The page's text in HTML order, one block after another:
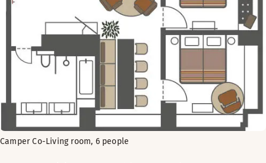
Camper Co-Living room, 6 people